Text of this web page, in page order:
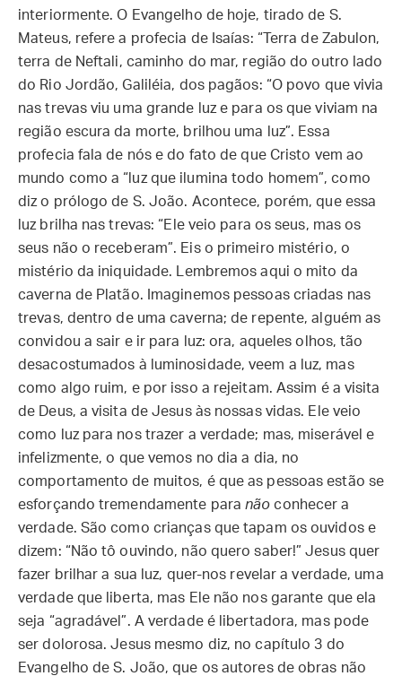
interiormente. O Evangelho de hoje, tirado de S.
Mateus, refere a profecia de Isaías: “Terra de Zabulon,
terra de Neftali, caminho do mar, região do outro lado
do Rio Jordão, Galiléia, dos pagãos: “O povo que vivia
nas trevas viu uma grande luz e para os que viviam na
região escura da morte, brilhou uma luz”. Essa
profecia fala de nós e do fato de que Cristo vem ao
mundo como a “luz que ilumina todo homem”, como
diz o prólogo de S. João. Acontece, porém, que essa
luz brilha nas trevas: “Ele veio para os seus, mas os
seus não o receberam”. Eis o primeiro mistério, o
mistério da iniquidade. Lembremos aqui o mito da
caverna de Platão. Imaginemos pessoas criadas nas
trevas, dentro de uma caverna; de repente, alguém as
convidou a sair e ir para luz: ora, aqueles olhos, tão
desacostumados à luminosidade, veem a luz, mas
como algo ruim, e por isso a rejeitam. Assim é a visita
de Deus, a visita de Jesus às nossas vidas. Ele veio
como luz para nos trazer a verdade; mas, miserável e
infelizmente, o que vemos no dia a dia, no
comportamento de muitos, é que as pessoas estão se
esforçando tremendamente paranão conhecer a
verdade. São como crianças que tapam os ouvidos e
dizem: “Não tô ouvindo, não quero saber!” Jesus quer
fazer brilhar a sua luz, quer-nos revelar a verdade, uma
verdade que liberta, mas Ele não nos garante que ela
seja “agradável”. A verdade é libertadora, mas pode
ser dolorosa. Jesus mesmo diz, no capítulo 3 do
Evangelho de S. João, que os autores de obras não